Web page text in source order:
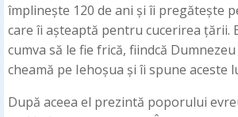
împlinește 120 de ani și îi pregătește
care îi așteaptă pentru cucerirea țării.
cumva să le fie frică, fiindcă Dumnezeu
cheamă pe Iehoșua și îi spune aceste
După aceea el prezintă poporului